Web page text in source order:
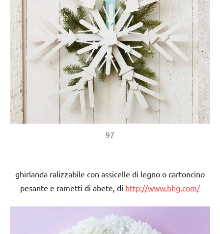
97
ghirlanda ralizzabile con assicelle di legno o cartoncino
pesante e rametti di abete, di http://www.bhg.com/